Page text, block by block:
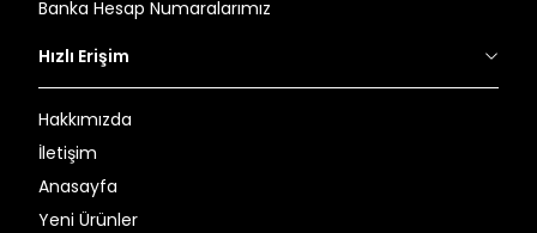
Banka Hesap Numaralarımız
Hızlı Erişim
Hakkımızda
İletişim
Anasayfa
Yeni Ürünler